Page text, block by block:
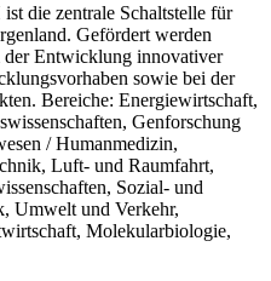
die zentrale Schaltstelle für
Gefördert werden
der Entwicklung innovativer
sowie bei der
Bereiche: Energiewirtschaft,
Genforschung
/ Humanmedizin,
Luft- und Raumfahrt,
Sozial- und
Umwelt und Verkehr,
Molekularbiologie,